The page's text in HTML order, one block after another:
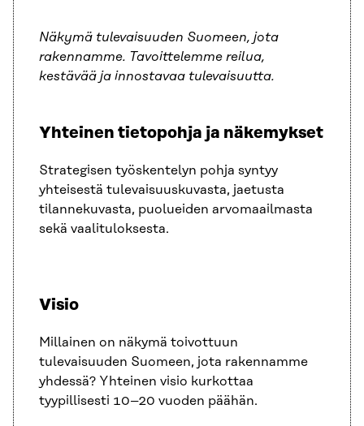
Näkymä tulevaisuuden Suomeen, jota
rakennamme. Tavoittelemme reilua,
kestävää ja innostavaa tulevaisuutta.
Yhteinen tietopohja ja näkemykset
Strategisen työskentelyn pohja syntyy
yhteisestä tulevaisuuskuvasta, jaetusta
tilannekuvasta, puolueiden arvomaailmasta
sekä vaalituloksesta.
Visio
Millainen on näkymä toivottuun
tulevaisuuden Suomeen, jota rakennamme
yhdessä? Yhteinen visio kurkottaa
tyypillisesti 10–20 vuoden päähän.